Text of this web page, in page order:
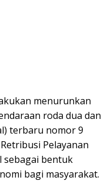
menurunkan
roda dua dan
terbaru nomor 9
Pelayanan
sebagai bentuk
bagi masyarakat.